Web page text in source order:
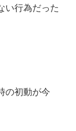
い行為だった
の初動が今